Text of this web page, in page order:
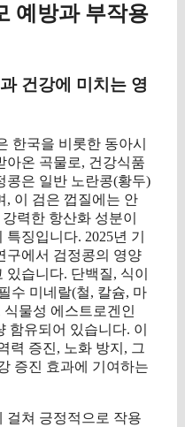
예방과 부작용
건강에 미치는 영
한국을 비롯한 동아시
아온 곡물로, 건강식품
콩은 일반 노란콩(황두)
, 이 검은 껍질에는 안
력한 항산화 성분이
징입니다. 2025년 기
구에서 검정콩의 영양
습니다. 단백질, 식이
수 미네랄(철, 칼슘, 마
물성 에스트로겐인
함유되어 있습니다. 이
력 증진, 노화 방지, 그
증진 효과에 기여하는
걸쳐 긍정적으로 작용